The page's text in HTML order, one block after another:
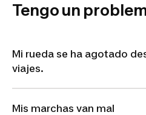
Tengo un
Mi rueda se ha agotado
viajes.
Mis marchas van mal